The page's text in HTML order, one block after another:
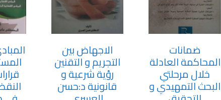
ضمانات
المحاكمة العادلة
خلال مرحلتي
البحث التمهيدي و
الاجهاض بين
التجريم و التقنين
رؤية شرعية و
قانونية د:حسن